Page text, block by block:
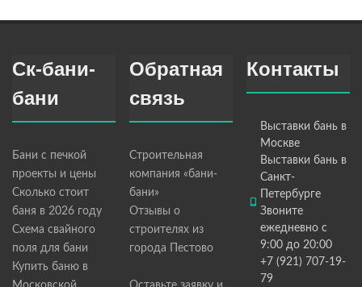
Ск-бани-
бани
Бани с печкой
проекты и цены
Сколько стоит
баня в 2026 году
Схема свайного
поля для бани
Купить баню в
Обратная
связь
Строительная
компания «бани-
бани»
Отзывы о
строителях из
города Пестово
Контакты
Выставки бань в
Москве
Выставки бань в
Санкт-
Петербурге
Звоните
ежедневно с
9:00 до 20:00
+7 (921) 707-19-
79